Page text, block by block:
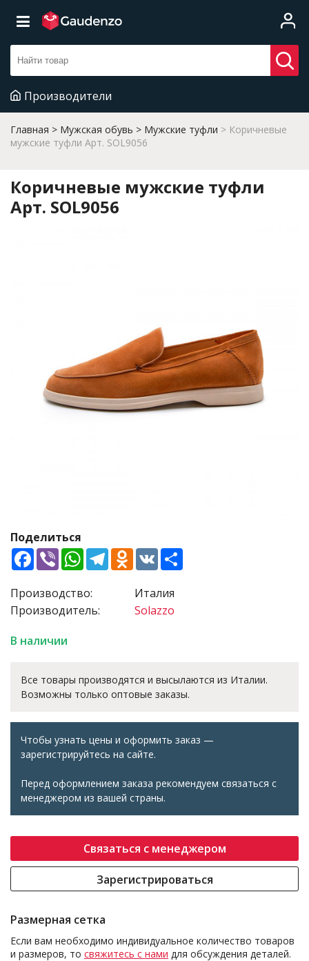
Производители
Главная Мужская обувь Мужские туфли
Коричневые
мужские туфли Арт. SOL9056
Коричневые мужские туфли
Арт. SOL9056
Поделиться
Facebook
ViberWhatsApp
TelegramOdnoklassniki
VK
Производство:
Производитель:
Италия
Solazzo
В наличии
Все товары производятся и высылаются из Италии.
Возможны только оптовые заказы.
Чтобы узнать цены и оформить заказ —
зарегистрируйтесь на сайте.
Перед оформлением заказа рекомендуем связаться с
менеджером из вашей страны.
Связаться с менеджером
Зарегистрироваться
Размерная сетка
Если вам необходимо индивидуальное количество товаров
и размеров, то свяжитесь с нами для обсуждения деталей.